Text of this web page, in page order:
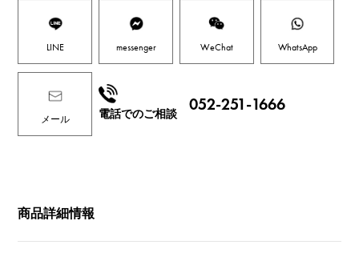
LINE messenger WeChat WhatsApp
メール 電話でのご相談
052-251-1666
商品詳細情報